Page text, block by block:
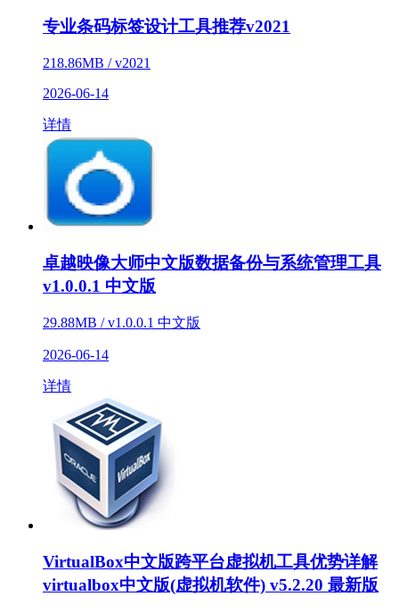
专业条码标签设计工具推荐v2021
218.86MB / v2021
2026-06-14
详情
卓越映像大师中文版数据备份与系统管理工具
v1.0.0.1 中文版
29.88MB / v1.0.0.1 中文版
2026-06-14
详情
VirtualBox中文版跨平台虚拟机工具优势详解
virtualbox中文版(虚拟机软件) v5.2.20 最新版